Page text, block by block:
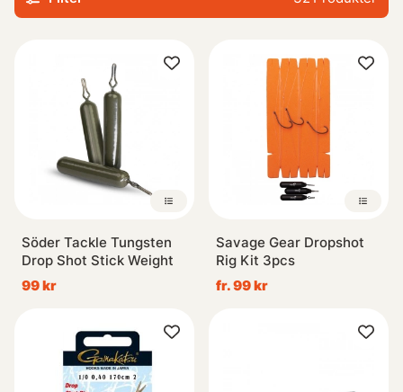
och former så att du kan hitta rätt passform för just din
är framtagna specifikt för användning med
dropshottningstekniken.
Oavsett om du är nybörjare eller erfaren inom sportfiske
kommer våra Dropshot-tillbehör hjälpa dig ta ditt fiske till
nästa nivå genom deras mångsidighet och prestanda i
Söder Tackle Tungsten
Drop Shot Stick Weight
99 kr
Savage Gear Dropshot
Rig Kit 3pcs
fr. 99 kr